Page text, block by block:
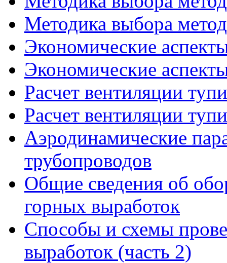
Методика выбора
Экономические
Экономические
Расчет вентиляции
Расчет вентиляции
Аэродинамические
трубопроводов
Общие сведения об
горных выработок
Способы и схемы
выработок (часть 2)